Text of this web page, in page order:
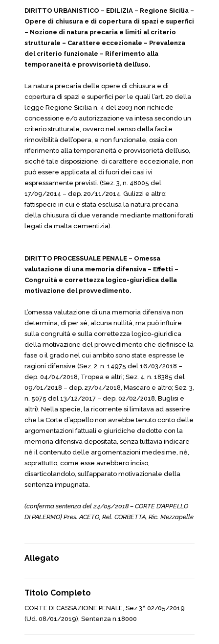
DIRITTO URBANISTICO – EDILIZIA – Regione Sicilia –
Opere di chiusura e di copertura di spazi e superfici
– Nozione di natura precaria e limiti al criterio
strutturale – Carattere eccezionale – Prevalenza
del criterio funzionale – Riferimento alla
temporaneità e provvisorietà dell’uso.
La natura precaria delle opere di chiusura e di
copertura di spazi e superfici per le quali l’art. 20 della
legge Regione Sicilia n. 4 del 2003 non richiede
concessione e/o autorizzazione va intesa secondo un
criterio strutturale, ovvero nel senso della facile
rimovibilità dell’opera, e non funzionale, ossia con
riferimento alla temporaneità e provvisorietà dell’uso,
sicché tale disposizione, di carattere eccezionale, non
può essere applicata al di fuori dei casi ivi
espressamente previsti. (Sez. 3, n. 48005 del
17/09/2014 – dep. 20/11/2014, Gulizzi e altro:
fattispecie in cui è stata esclusa la natura precaria
della chiusura di due verande mediante mattoni forati
legati da malta cementizia).
DIRITTO PROCESSUALE PENALE – Omessa
valutazione di una memoria difensiva – Effetti –
Congruità e correttezza logico-giuridica della
motivazione del provvedimento.
L’omessa valutazione di una memoria difensiva non
determina, di per sé, alcuna nullità, ma può influire
sulla congruità e sulla correttezza logico-giuridica
della motivazione del provvedimento che definisce la
fase o il grado nel cui ambito sono state espresse le
ragioni difensive (Sez. 2, n. 14975 del 16/03/2018 –
dep. 04/04/2018, Tropea e altri; Sez. 4, n. 18385 del
09/01/2018 – dep. 27/04/2018, Mascaro e altro; Sez. 3,
n. 5075 del 13/12/2017 – dep. 02/02/2018, Buglisi e
altri). Nella specie, la ricorrente si limitava ad asserire
che la Corte d’appello non avrebbe tenuto conto delle
argomentazioni fattuali e giuridiche dedotte con la
memoria difensiva depositata, senza tuttavia indicare
né il contenuto delle argomentazioni medesime, né,
soprattutto, come esse avrebbero inciso,
disarticolandolo, sull’apparato motivazionale della
sentenza impugnata.
(conferma sentenza del 24/05/2018 – CORTE D’APPELLO
DI PALERMO) Pres. ACETO, Rel. CORBETTA, Ric. Mezzapelle
Allegato
Titolo Completo
CORTE DI CASSAZIONE PENALE, Sez.3^ 02/05/2019
(Ud. 08/01/2019), Sentenza n.18000